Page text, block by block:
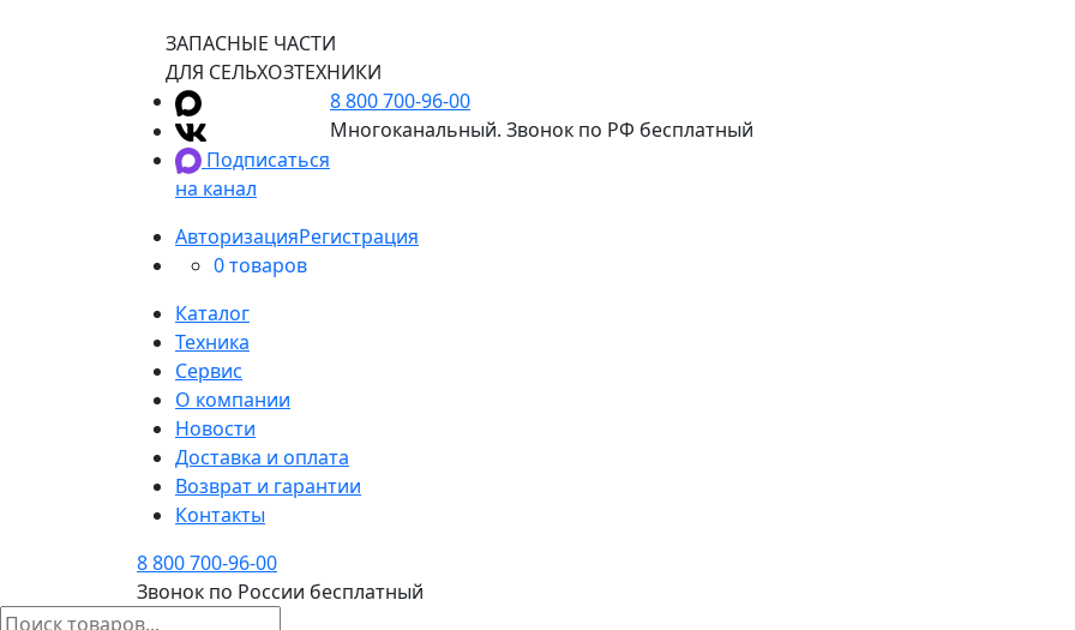
ЗАПАСНЫЕ ЧАСТИ
ДЛЯ СЕЛЬХОЗТЕХНИКИ
Подписаться
на канал
8 800 700-96-00
Многоканальный. Звонок по РФ бесплатный
АвторизацияРегистрация
0 товаров
Каталог
Техника
Сервис
О компании
Новости
Доставка и оплата
Возврат и гарантии
Контакты
8 800 700-96-00
Звонок по России бесплатный
Поиск